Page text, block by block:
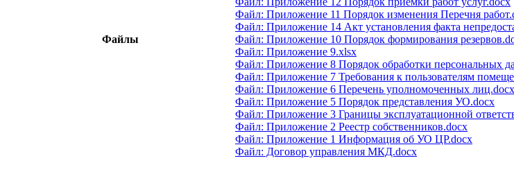
Файлы
Файл: Приложение 11 Порядок изменения Перечня
Файл: Приложение 14 Акт установления факта
Файл: Приложение 10 Порядок формирования
Файл: Приложение 9.xlsx
Файл: Приложение 8 Порядок обработки персональных
Файл: Приложение 7 Требования к пользователям
Файл: Приложение 6 Перечень уполномоченных лиц.docx
Файл: Приложение 5 Порядок представления УО.docx
Файл: Приложение 3 Границы эксплуатационной
Файл: Приложение 2 Реестр собственников.docx
Файл: Приложение 1 Информация об УО ЦР.docx
Файл: Договор управления МКД.docx